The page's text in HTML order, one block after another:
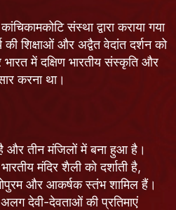
संस्था द्वारा कराया गया
शिक्षाओं और अद्वैत वेदांत दर्शन को
भारत में दक्षिण भारतीय संस्कृति और
करना था।
और तीन मंजिलों में बना हुआ है।
मंदिर शैली को दर्शाती है,
और आकर्षक स्तंभ शामिल हैं।
देवी-देवताओं की प्रतिमाएं